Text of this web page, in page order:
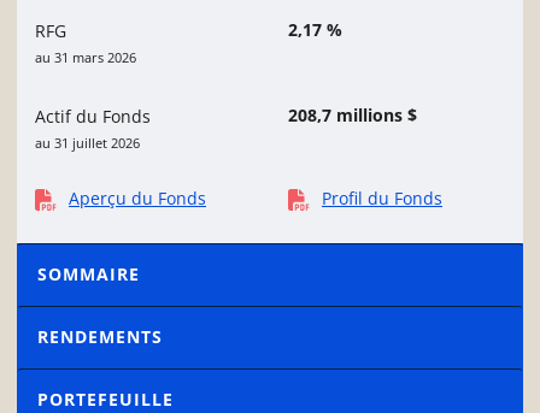
RFG
au 31 mars 2026
2,17 %
Actif du Fonds
au 31 juillet 2026
208,7 millions $
Aperçu du Fonds Profil du Fonds
SOMMAIRE
RENDEMENTS
PORTEFEUILLE